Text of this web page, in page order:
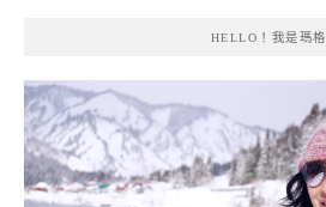
HELLO！我是瑪格